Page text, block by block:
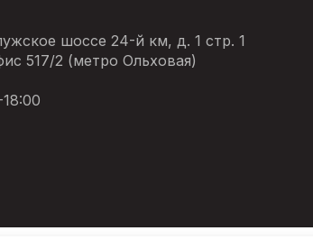
шоссе 24-й км, д. 1 стр. 1
517/2 (метро Ольховая)